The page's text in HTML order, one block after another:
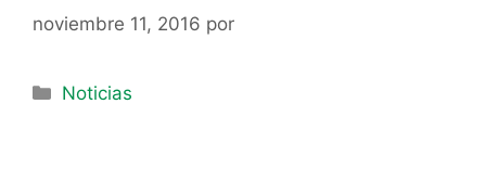
noviembre 11, 2016 por
Noticias